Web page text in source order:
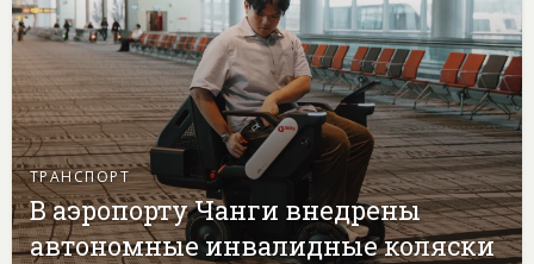
ТРАНСПОРТ
В аэропорту Чанги внедрены
автономные инвалидные коляски